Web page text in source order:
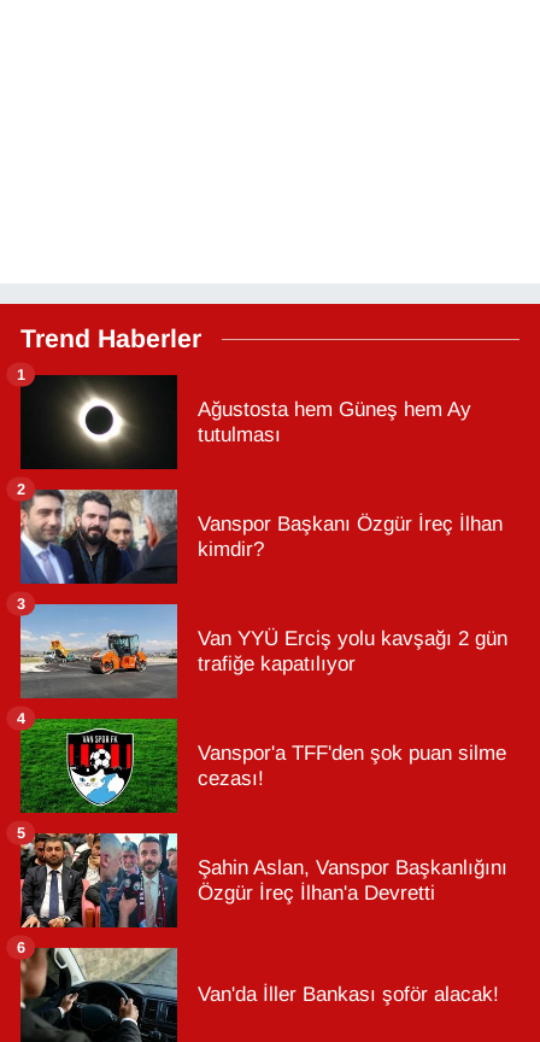
Trend Haberler
Ağustosta hem Güneş hem Ay
tutulması
1
Vanspor Başkanı Özgür İreç İlhan
kimdir?
2
Van YYÜ Erciş yolu kavşağı 2 gün
trafiğe kapatılıyor
3
Vanspor'a TFF'den şok puan silme
cezası!
4
Şahin Aslan, Vanspor Başkanlığını
Özgür İreç İlhan'a Devretti
5
Van'da İller Bankası şoför alacak!
6